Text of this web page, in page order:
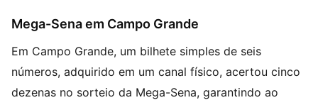
Mega-Sena em Campo Grande
Em Campo Grande, um bilhete simples de seis
números, adquirido em um canal físico, acertou cinco
dezenas no sorteio da Mega-Sena, garantindo ao